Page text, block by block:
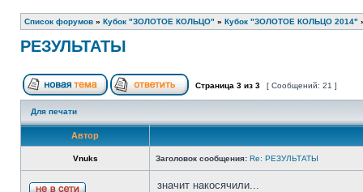
Список форумов » Кубок "ЗОЛОТОЕ КОЛЬЦО" » Кубок "ЗОЛОТОЕ КОЛЬЦО 2014"
РЕЗУЛЬТАТЫ
Страница 3 из 3 [ Сообщений: 21 ]
Для печати
Автор
Vnuks Заголовок сообщения: Re: РЕЗУЛЬТАТЫ
значит накосячили...